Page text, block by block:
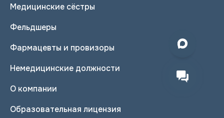
Медицинские сёстры
Фельдшеры
Фармацевты и провизоры
Немедицинские должности
О компании
Образовательная лицензия